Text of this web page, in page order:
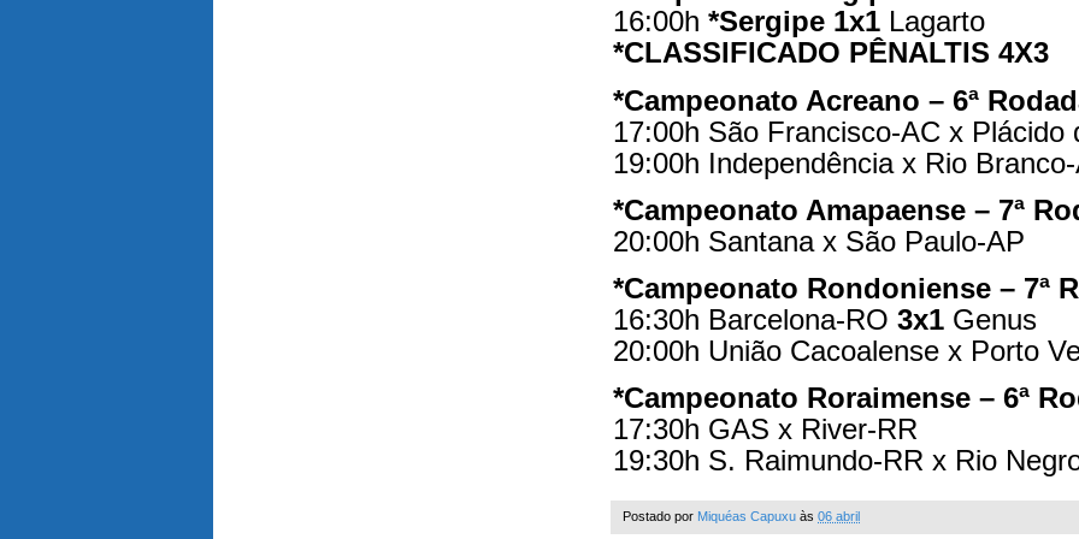
16:00h *Sergipe 1x1 Lagarto
*CLASSIFICADO PÊNALTIS 4X3
*Campeonato Acreano – 6ª
17:00h São Francisco-AC x Plácido
19:00h Independência x Rio
*Campeonato Amapaense – 7ª
20:00h Santana x São Paulo-AP
*Campeonato Rondoniense – 7ª
16:30h Barcelona-RO 3x1 Genus
20:00h União Cacoalense x Porto
*Campeonato Roraimense – 6ª
17:30h GAS x River-RR
19:30h S. Raimundo-RR x Rio
Postado por Miquéas Capuxu às 06 abril